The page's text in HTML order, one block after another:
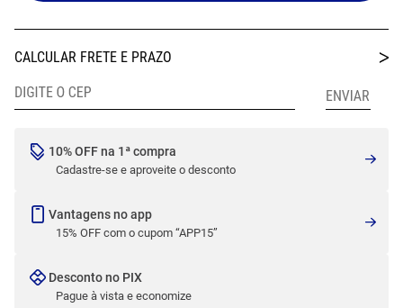
10% OFF na 1ª compra
Cadastre-se e aproveite o desconto
Vantagens no app
15% OFF com o cupom “APP15”
Desconto no PIX
Pague à vista e economize